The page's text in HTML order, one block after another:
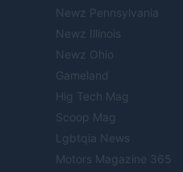
Newz Pennsylvania
Newz Illinois
Newz Ohio
Gameland
Hig Tech Mag
Scoop Mag
Lgbtqia News
Motors Magazine 365